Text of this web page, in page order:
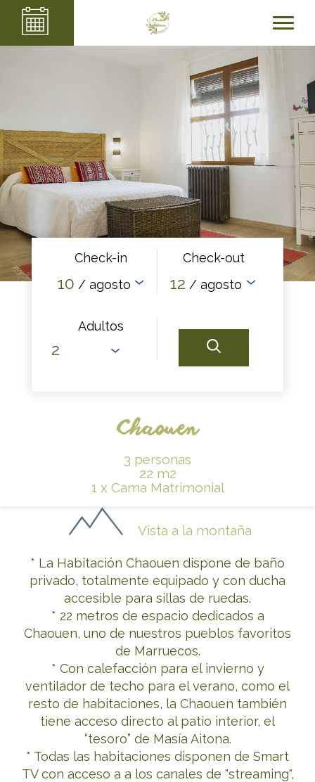
Check-in
10 / agosto
Check-out
12 / agosto
Adultos
Chaouen
3 personas
22 m2
1 x Cama Matrimonial
Vista a la montaña
* La Habitación Chaouen dispone de baño
privado, totalmente equipado y con ducha
accesible para sillas de ruedas.
* 22 metros de espacio dedicados a
Chaouen, uno de nuestros pueblos favoritos
de Marruecos.
* Con calefacción para el invierno y
ventilador de techo para el verano, como el
resto de habitaciones, la Chaouen también
tiene acceso directo al patio interior, el
“tesoro” de Masía Aitona.
* Todas las habitaciones disponen de Smart
TV con acceso a a los canales de "streaming",